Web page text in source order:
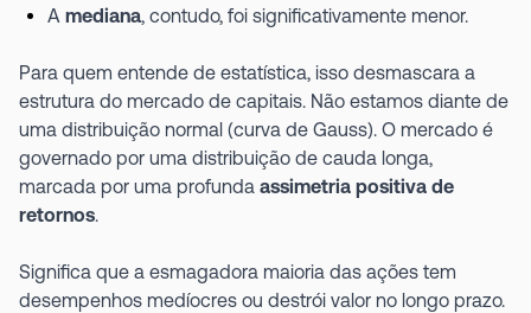
A mediana, contudo, foi significativamente menor.
Para quem entende de estatística, isso desmascara a
estrutura do mercado de capitais. Não estamos diante de
uma distribuição normal (curva de Gauss). O mercado é
governado por uma distribuição de cauda longa,
marcada por uma profunda assimetria positiva de
retornos.
Significa que a esmagadora maioria das ações tem
desempenhos medíocres ou destrói valor no longo prazo.